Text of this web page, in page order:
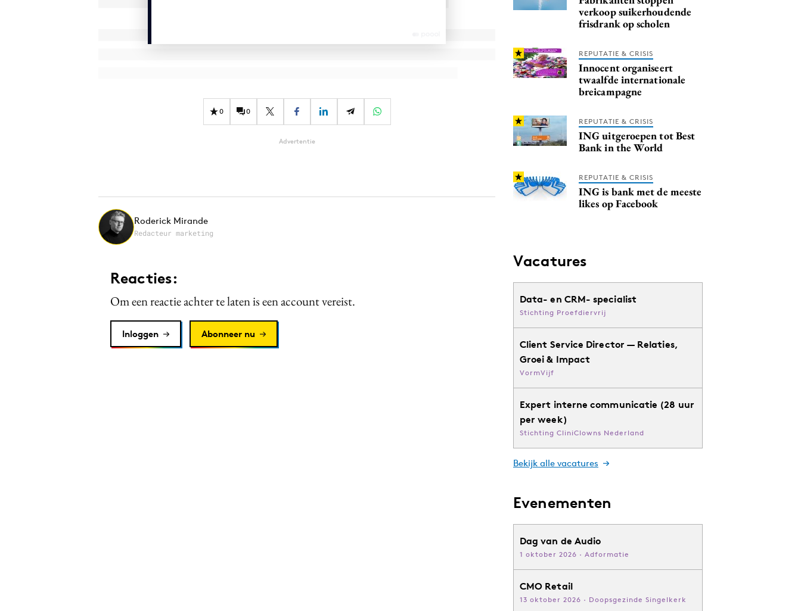
0 0
Advertentie
Roderick Mirande
Redacteur marketing
Reacties:
Om een reactie achter te laten is een account vereist.
Inloggen Abonneer nu
verkoop suikerhoudende
frisdrank op scholen
REPUTATIE & CRISIS
Innocent organiseert
twaalfde internationale
breicampagne
REPUTATIE & CRISIS
ING uitgeroepen tot Best
Bank in the World
REPUTATIE & CRISIS
ING is bank met de meeste
likes op Facebook
Vacatures
Data- en CRM- specialist
Stichting Proefdiervrij
Client Service Director — Relaties,
Groei & Impact
VormVijf
Expert interne communicatie (28 uur
per week)
Stichting CliniClowns Nederland
Bekijk alle vacatures
Evenementen
Dag van de Audio
1 oktober 2026 · Adformatie
CMO Retail
13 oktober 2026 · Doopsgezinde Singelkerk